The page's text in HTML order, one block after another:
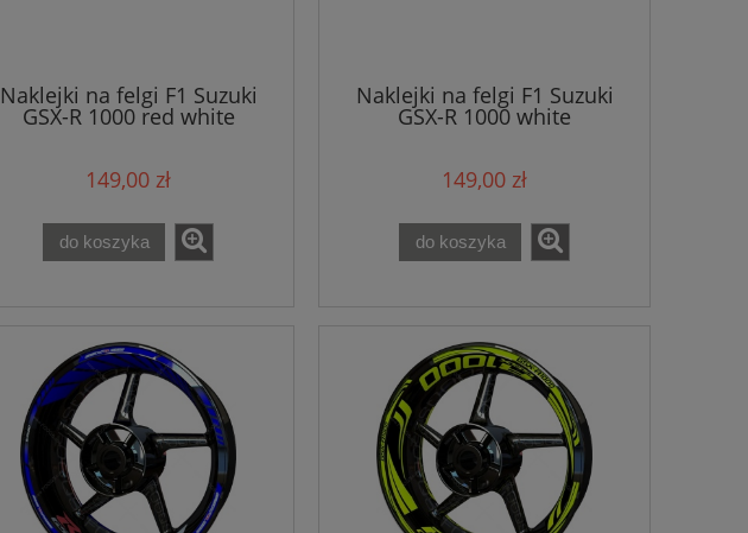
Naklejki na felgi F1 Suzuki
GSX-R 1000 red white
149,00 zł
do koszyka
Naklejki na felgi F1 Suzuki
GSX-R 1000 white
149,00 zł
do koszyka